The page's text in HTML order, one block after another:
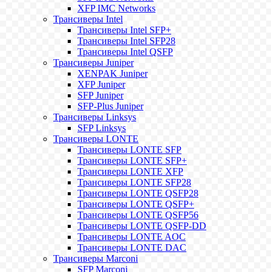
XFP IMC Networks
Трансиверы Intel
Трансиверы Intel SFP+
Трансиверы Intel SFP28
Трансиверы Intel QSFP
Трансиверы Juniper
XENPAK Juniper
XFP Juniper
SFP Juniper
SFP-Plus Juniper
Трансиверы Linksys
SFP Linksys
Трансиверы LONTE
Трансиверы LONTE SFP
Трансиверы LONTE SFP+
Трансиверы LONTE XFP
Трансиверы LONTE SFP28
Трансиверы LONTE QSFP28
Трансиверы LONTE QSFP+
Трансиверы LONTE QSFP56
Трансиверы LONTE QSFP-DD
Трансиверы LONTE AOC
Трансиверы LONTE DAC
Трансиверы Marconi
SFP Marconi